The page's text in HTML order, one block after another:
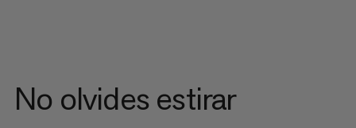
No olvides estirar